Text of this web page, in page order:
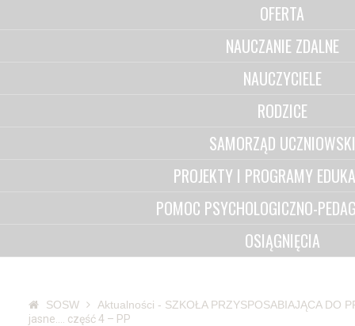
OFERTA
NAUCZANIE ZDALNE
NAUCZYCIELE
RODZICE
SAMORZĄD UCZNIOWSKI
PROJEKTY I PROGRAMY
POMOC PSYCHOLOGICZNO-
OSIĄGNIĘCIA
SOSW
Aktualności - SZKOŁA PRZYSPOSABIAJĄCA DO
jasne…. część 4 – PP